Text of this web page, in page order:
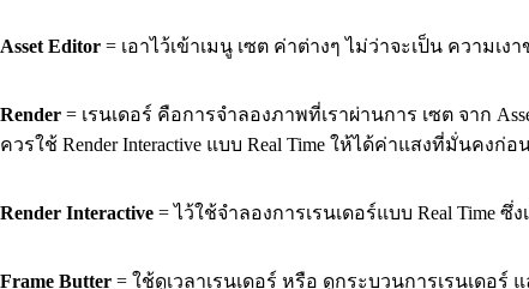
Asset Editor = เอาไว้เข้าเมนู เซต ค่าต่างๆ ไม่ว่าจะเป็น ความ
Render = เรนเดอร์ คือการจำลองภาพที่เราผ่านการ เซต จาก
ควรใช้ Render Interactive แบบ Real Time ให้ได้ค่าแสงที่มั่นคงก่อ
Render Interactive = ไว้ใช้จำลองการเรนเดอร์แบบ Real Time
Frame Butter = ใช้ดูเวลาเรนเดอร์ หรือ ดูกระบวนการเรนเดอร์